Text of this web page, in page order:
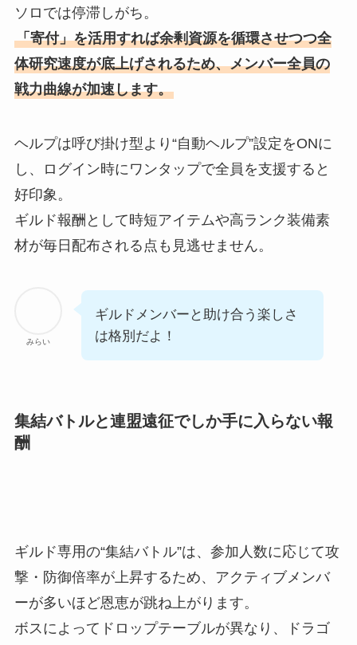
ソロでは停滞しがち。
「寄付」を活用すれば余剰資源を循環させつつ全
体研究速度が底上げされるため、メンバー全員の
戦力曲線が加速します。
ヘルプは呼び掛け型より“自動ヘルプ”設定をONに
し、ログイン時にワンタップで全員を支援すると
好印象。
ギルド報酬として時短アイテムや高ランク装備素
材が毎日配布される点も見逃せません。
みらい
ギルドメンバーと助け合う楽しさ
は格別だよ！
集結バトルと連盟遠征でしか手に入らない報
酬
ギルド専用の“集結バトル”は、参加人数に応じて攻
撃・防御倍率が上昇するため、アクティブメンバ
ーが多いほど恩恵が跳ね上がります。
ボスによってドロップテーブルが異なり、ドラゴ